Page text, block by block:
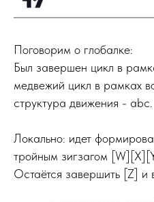
Поговорим о глобалке:
Был завершен цикл в
медвежий цикл в рамках
структура движения - abc.
Локально: идет
тройным зигзагом
Остаётся завершить [Z] и